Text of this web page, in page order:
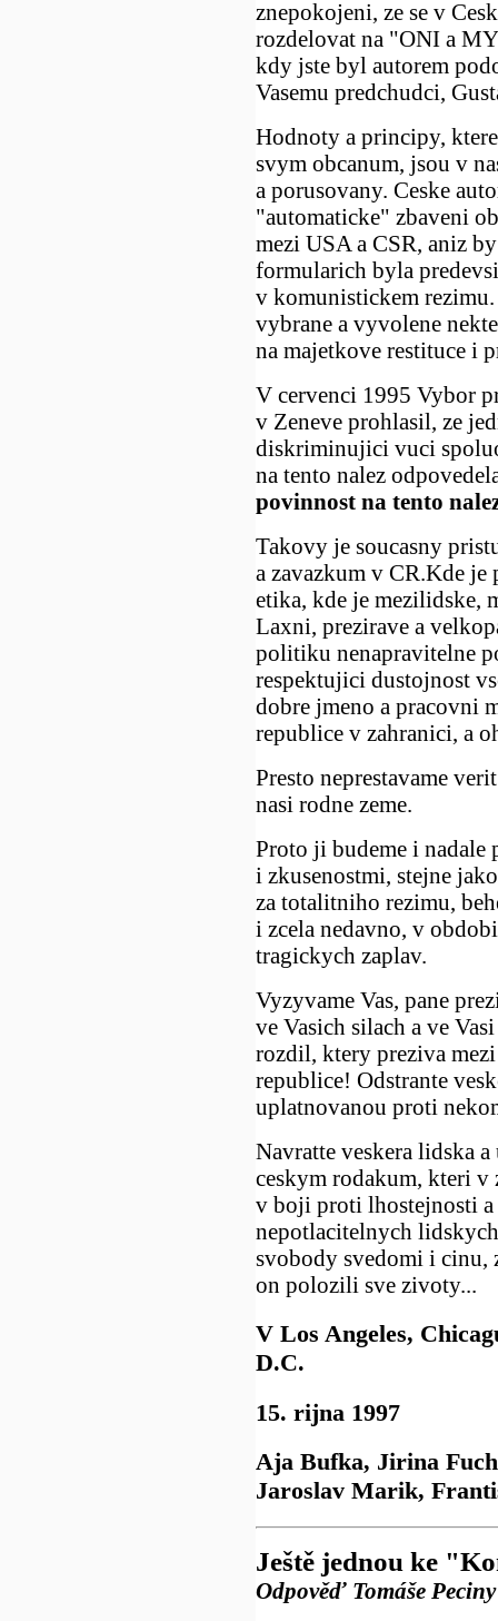
znepokojeni, ze se v
rozdelovat na "ONI a
kdy jste byl autorem
Vasemu predchudci,
Hodnoty a principy,
svym obcanum, jsou v
a porusovany. Ceske
"automaticke" zbaveni
mezi USA a CSR, aniz
formularich byla
v komunistickem
vybrane a vyvolene
na majetkove restituce i
V cervenci 1995 Vybor
v Zeneve prohlasil, ze
diskriminujici vuci
na tento nalez
povinnost na tento
Takovy je soucasny
a zavazkum v CR.Kde
etika, kde je mezilidske,
Laxni, prezirave a
politiku nenapravitelne
respektujici dustojnost
dobre jmeno a pracovni
republice v zahranici, a
Presto neprestavame
nasi rodne zeme.
Proto ji budeme i nadale
i zkusenostmi, stejne
za totalitniho rezimu,
i zcela nedavno, v
tragickych zaplav.
Vyzyvame Vas, pane
ve Vasich silach a ve
rozdil, ktery preziva
republice! Odstrante
uplatnovanou proti
Navratte veskera lidska
ceskym rodakum, kteri v
v boji proti lhostejnosti a
nepotlacitelnych
svobody svedomi i cinu,
on polozili sve zivoty...
V Los Angeles,
D.C.
15. rijna 1997
Aja Bufka, Jirina
Jaroslav Marik,
Ještě jednou ke
Odpověď Tomáše